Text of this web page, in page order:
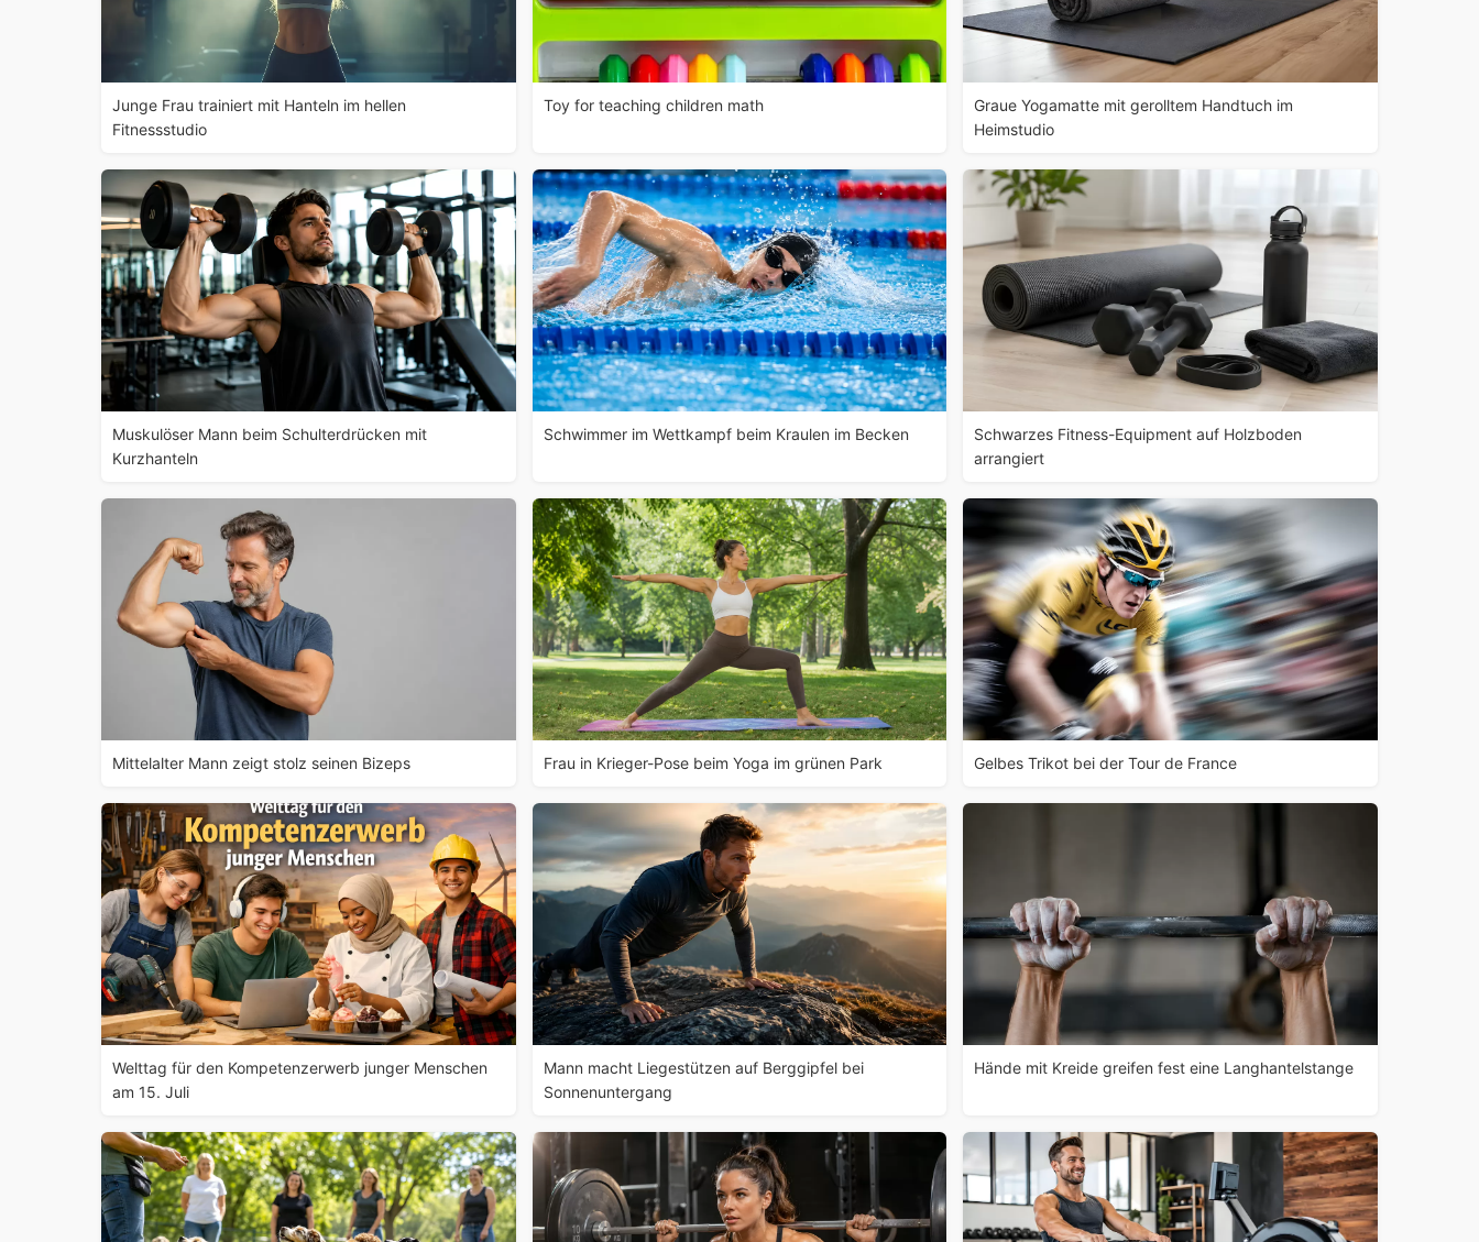
Junge Frau trainiert mit Hanteln im hellen
Fitnessstudio
Toy for teaching children math
Graue Yogamatte mit gerolltem Handtuch im
Heimstudio
Muskulöser Mann beim Schulterdrücken mit
Kurzhanteln
Schwimmer im Wettkampf beim Kraulen im Becken
Schwarzes Fitness-Equipment auf Holzboden
arrangiert
Mittelalter Mann zeigt stolz seinen Bizeps Frau in Krieger-Pose beim Yoga im grünen Park Gelbes Trikot bei der Tour de France
Welttag für den Kompetenzerwerb junger Menschen
am 15. Juli
Mann macht Liegestützen auf Berggipfel bei
Sonnenuntergang
Hände mit Kreide greifen fest eine Langhantelstange